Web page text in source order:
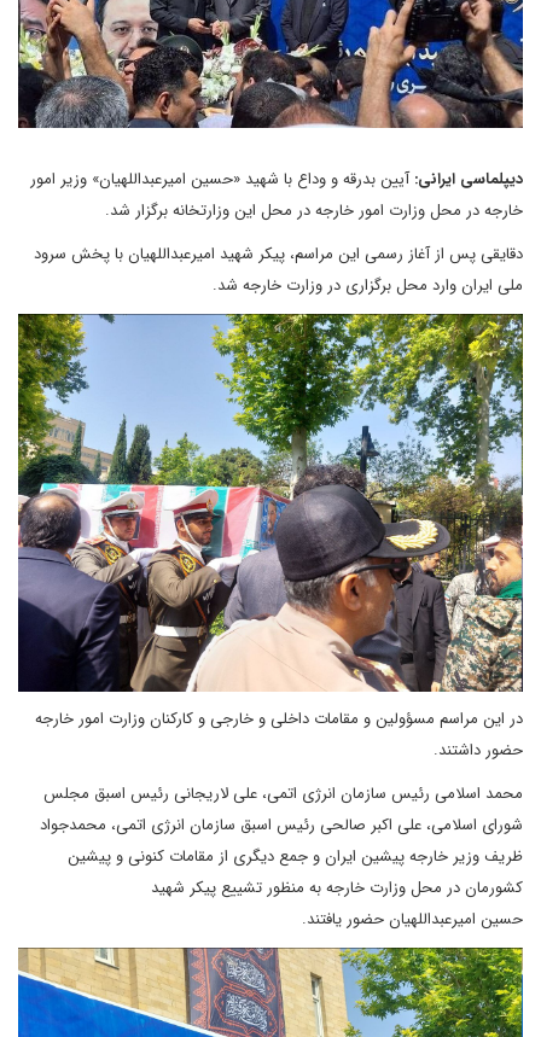
دیپلماسی ایرانی:آیین بدرقه و وداع با شهید «حسین امیرعبداللهیان» وزیر امور
خارجه در محل وزارت امور خارجه در محل این وزارتخانه برگزار شد.
دقایقی پس از آغاز رسمی این مراسم، پیکر شهید امیرعبداللهیان با پخش سرود
ملی ایران وارد محل برگزاری در وزارت خارجه شد.
در این مراسم مسؤولین و مقامات داخلی و خارجی و کارکنان وزارت امور خارجه
حضور داشتند.
محمد اسلامی رئیس سازمان انرژی اتمی، علی لاریجانی رئیس اسبق مجلس
شورای اسلامی، علی اکبر صالحی رئیس اسبق سازمان انرژی اتمی، محمدجواد
ظریف وزیر خارجه پیشین ایران و جمع دیگری از مقامات کنونی و پیشین
کشورمان در محل وزارت خارجه به منظور تشییع پیکر شهید
حسین امیرعبداللهیان حضور یافتند.